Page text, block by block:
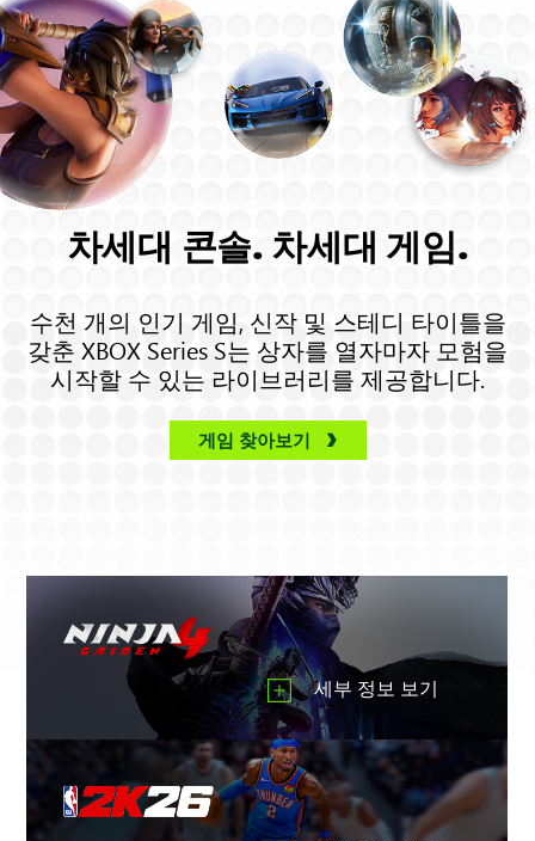
어
있
습
니
다.
애
메
이
션
이
실
내
니
며
3D
공
간
음
향
을
보
차세대 콘솔. 차세대 게임.
수천 개의 인기 게임, 신작 및 스테디 타이틀을
갖춘 XBOX Series S는 상자를 열자마자 모험을
시작할 수 있는 라이브러리를 제공합니다.
게임 찾아보기
세부 정보 보기